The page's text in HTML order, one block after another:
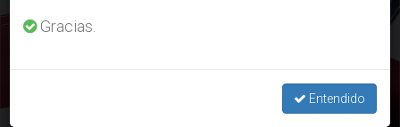
NOV 19, 2025 23:07
Gracias.
Entendido